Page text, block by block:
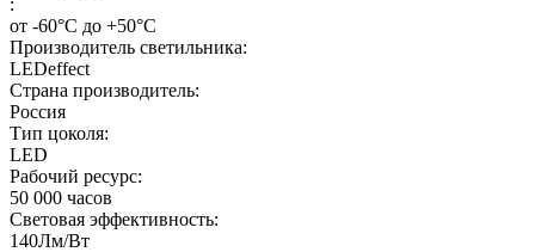
от -60°С до +50°С
Производитель светильника:
LEDeffect
Страна производитель:
Россия
Тип цоколя:
LED
Рабочий ресурс:
50 000 часов
Световая эффективность:
140Лм/Вт